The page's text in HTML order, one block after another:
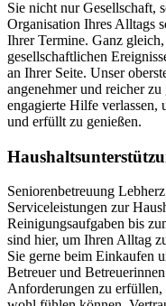
Sie nicht nur Gesellschaft,
Organisation Ihres Alltags
Ihrer Termine. Ganz
gesellschaftlichen
an Ihrer Seite. Unser
angenehmer und reicher
engagierte Hilfe verlassen,
und erfüllt zu genießen.
Seniorenbetreuung
Serviceleistungen zur
Reinigungsaufgaben bis
sind hier, um Ihren Alltag
Sie gerne beim Einkaufen
Betreuer und
Anforderungen zu